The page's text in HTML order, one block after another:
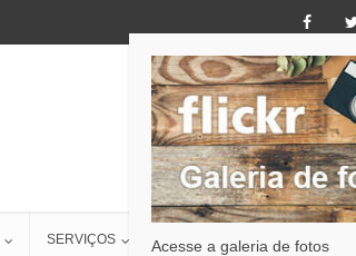
SERVIÇOS CONTATO
Acesse a galeria de fotos